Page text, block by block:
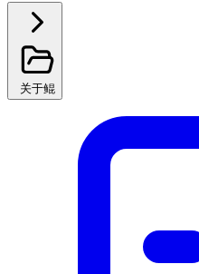
关于鲲